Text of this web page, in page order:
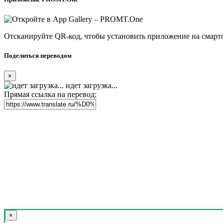
Отсканируйте QR-код, чтобы установить приложение на
Поделиться переводом
×
идет загрузка...
Прямая ссылка на перевод:
×